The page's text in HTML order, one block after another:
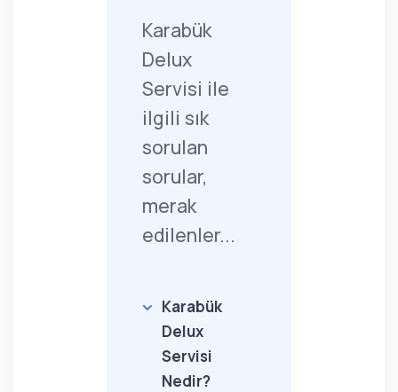
Karabük
Delux
Servisi ile
ilgili sık
sorulan
sorular,
merak
edilenler...
Karabük
Delux
Servisi
Nedir?